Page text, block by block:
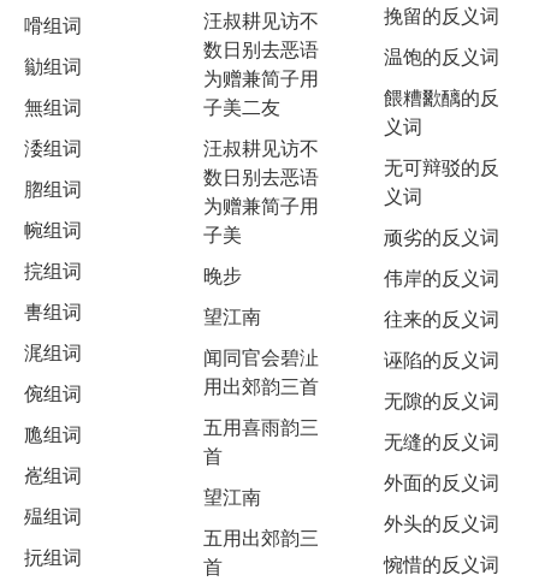
嗗组词
勜组词
無组词
涹组词
脗组词
帵组词
捖组词
軎组词
浘组词
倇组词
卼组词
峞组词
殟组词
抏组词
汪叔耕见访不
数日别去恶语
为赠兼简子用
子美二友
汪叔耕见访不
数日别去恶语
为赠兼简子用
子美
晚步
望江南
闻同官会碧沚
用出郊韵三首
五用喜雨韵三
首
望江南
五用出郊韵三
首
挽留的反义词
温饱的反义词
餵糟歠醨的反
义词
无可辩驳的反
义词
顽劣的反义词
伟岸的反义词
往来的反义词
诬陷的反义词
无隙的反义词
无缝的反义词
外面的反义词
外头的反义词
惋惜的反义词